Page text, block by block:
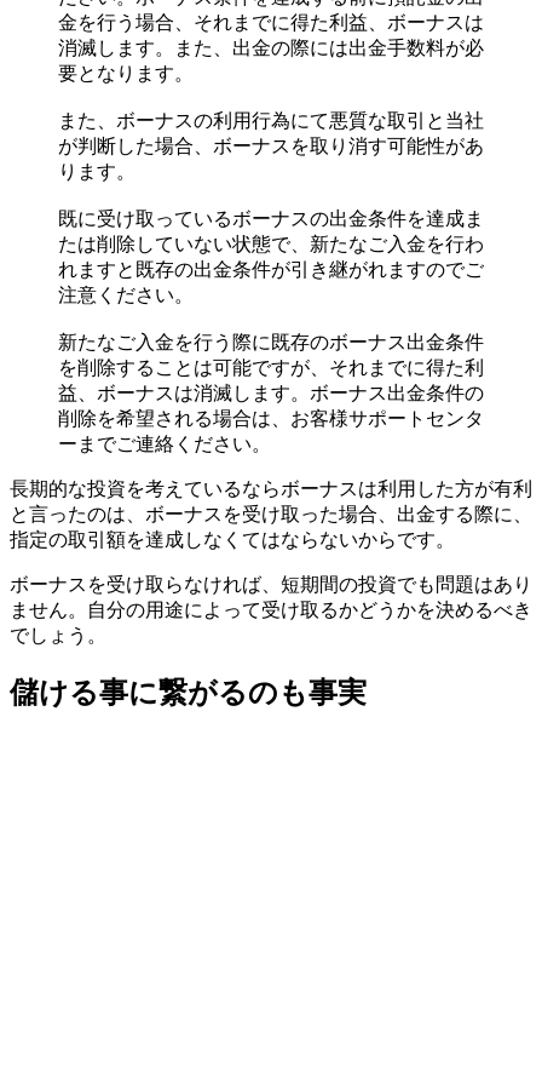
金を行う場合、それまでに得た利益、ボーナスは
消滅します。また、出金の際には出金手数料が必
要となります。
また、ボーナスの利用行為にて悪質な取引と当社
が判断した場合、ボーナスを取り消す可能性があ
ります。
既に受け取っているボーナスの出金条件を達成ま
たは削除していない状態で、新たなご入金を行わ
れますと既存の出金条件が引き継がれますのでご
注意ください。
新たなご入金を行う際に既存のボーナス出金条件
を削除することは可能ですが、それまでに得た利
益、ボーナスは消滅します。ボーナス出金条件の
削除を希望される場合は、お客様サポートセンタ
ーまでご連絡ください。
長期的な投資を考えているならボーナスは利用した方が有利
と言ったのは、ボーナスを受け取った場合、出金する際に、
指定の取引額を達成しなくてはならないからです。
ボーナスを受け取らなければ、短期間の投資でも問題はあり
ません。自分の用途によって受け取るかどうかを決めるべき
でしょう。
儲ける事に繋がるのも事実